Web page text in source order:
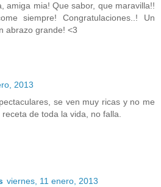
amiga mia! Que sabor, que maravilla!!
siempre! Congratulaciones..! Un
abrazo grande! <3
2013
se ven muy ricas y no me
de toda la vida, no falla.
viernes, 11 enero, 2013